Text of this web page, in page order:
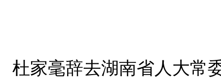
杜家毫辞去湖南省人大常